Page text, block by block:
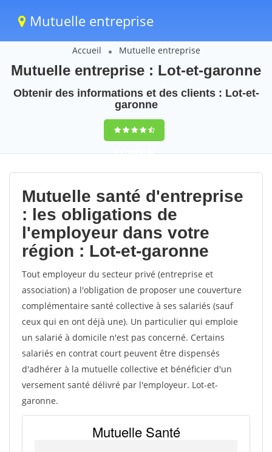
Mutuelle entreprise
Accueil Mutuelle entreprise
Mutuelle entreprise : Lot-et-garonne
Obtenir des informations et des clients : Lot-et-
garonne
9,5(100%)40
votes
Mutuelle santé d'entreprise
: les obligations de
l'employeur dans votre
région : Lot-et-garonne
Tout employeur du secteur privé (entreprise et
association) a l'obligation de proposer une couverture
complémentaire santé collective à ses salariés (sauf
ceux qui en ont déjà une). Un particulier qui emploie
un salarié à domicile n'est pas concerné. Certains
salariés en contrat court peuvent être dispensés
d'adhérer à la mutuelle collective et bénéficier d'un
versement santé délivré par l'employeur. Lot-et-
garonne.